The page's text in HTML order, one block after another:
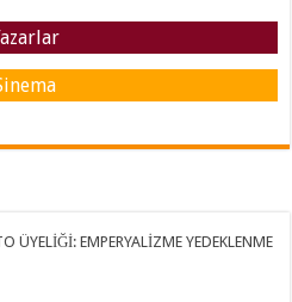
ÜYELİĞİ: EMPERYALİZME YEDEKLENME